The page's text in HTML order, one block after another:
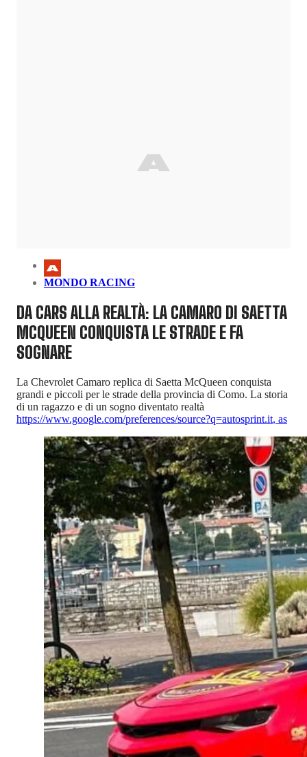
MONDO RACING
DA CARS ALLA REALTÀ: LA CAMARO DI SAETTA
MCQUEEN CONQUISTA LE STRADE E FA
SOGNARE
La Chevrolet Camaro replica di Saetta McQueen conquista
grandi e piccoli per le strade della provincia di Como. La storia
di un ragazzo e di un sogno diventato realtà
https://www.google.com/preferences/source?q=autosprint.it, as